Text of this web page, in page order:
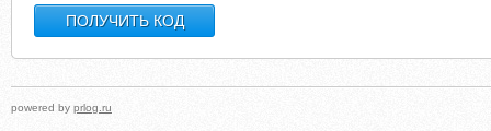
powered by prlog.ru